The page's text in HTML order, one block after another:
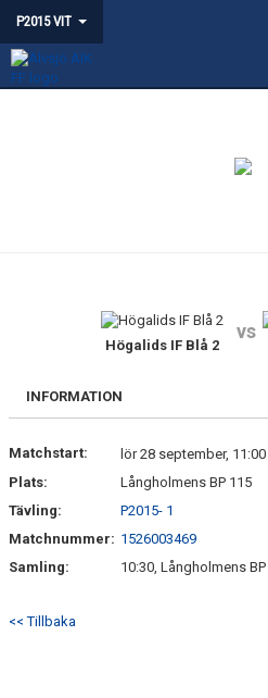
P2015 VIT
KONTAKT
Högalids IF Blå 2
vs
INFORMATION
Matchstart:
lör 28 september, 11:00
Plats:
Långholmens BP 115
Tävling:
P2015- 1
Matchnummer: 1526003469
Samling:
10:30, Långholmens BP
<< Tillbaka